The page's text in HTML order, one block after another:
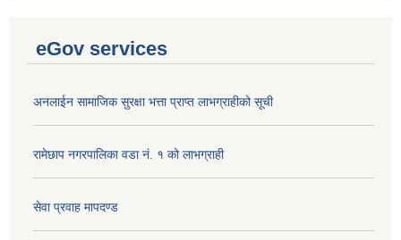
eGov services
अनलाईन सामाजिक सुरक्षा भत्ता प्राप्त लाभग्राहीको सूची
रामेछाप नगरपालिका वडा नं. १ को लाभग्राही
सेवा प्रवाह मापदण्ड